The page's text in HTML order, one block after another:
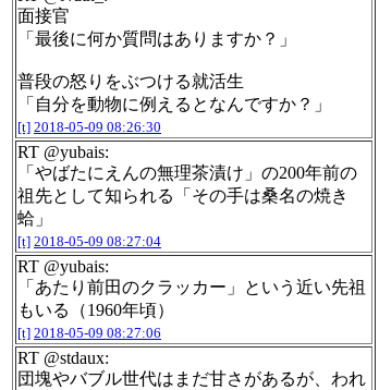
面接官
「最後に何か質問はありますか？」
普段の怒りをぶつける就活生
「自分を動物に例えるとなんですか？」
[t] 2018-05-09 08:26:30
RT @yubais:
「やばたにえんの無理茶漬け」の200年前の
祖先として知られる「その手は桑名の焼き
蛤」
[t] 2018-05-09 08:27:04
RT @yubais:
「あたり前田のクラッカー」という近い先祖
もいる（1960年頃）
[t] 2018-05-09 08:27:06
RT @stdaux:
団塊やバブル世代はまだ甘さがあるが、われ